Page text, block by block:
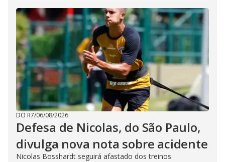
DO R7/06/08/2026
Defesa de Nicolas, do São Paulo,
divulga nova nota sobre acidente
Nicolas Bosshardt seguirá afastado dos treinos